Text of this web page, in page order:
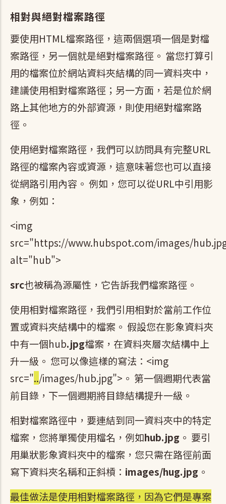
相對與絕對檔案路徑
要使用HTML檔案路徑，這兩個選項一個是對檔
案路徑，另一個就是絕對檔案路徑。 當您打算引
用的檔案位於網站資料夾結構的同一資料夾中，
建議使用相對檔案路徑；另一方面，若是位於網
路上其他地方的外部資源，則使用絕對檔案路
徑。
使用絕對檔案路徑，我們可以訪問具有完整URL
路徑的檔案內容或資源，這意味著您也可以直接
從網路引用內容。 例如，您可以從URL中引用影
象，例如：
<img
src="https://www.hubspot.com/images/
alt="hub">
src也被稱為源屬性，它告訴我們檔案路徑。
使用相對檔案路徑，我們引用相對於當前工作位
置或資料夾結構中的檔案。 假設您在影象資料夾
中有一個hub.jpg檔案，在資料夾層次結構中上
升一級。 您可以像這樣的寫法：<img
src="../images/hub.jpg">。 第一個週期代表當
前目錄，下一個週期將目錄結構提升一級。
相對檔案路徑中，要連結到同一資料夾中的特定
檔案，您將單獨使用檔名，例如hub.jpg 。 要引
用巢狀影象資料夾中的檔案，您只需在路徑前面
寫下資料夾名稱和正斜槓： images/hug.jpg 。
最佳做法是使用相對檔案路徑，因為它們是專案